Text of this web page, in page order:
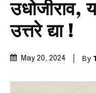
उधोजीराव,
उत्तरे द्या !
May 20, 2024 By